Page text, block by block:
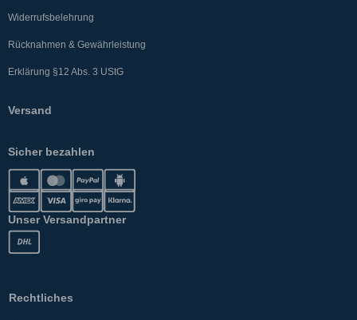
Widerrufsbelehrung
Rücknahmen & Gewährleistung
Erklärung §12 Abs. 3 UStG
Versand
Sicher bezahlen
Unser Versandpartner
Rechtliches